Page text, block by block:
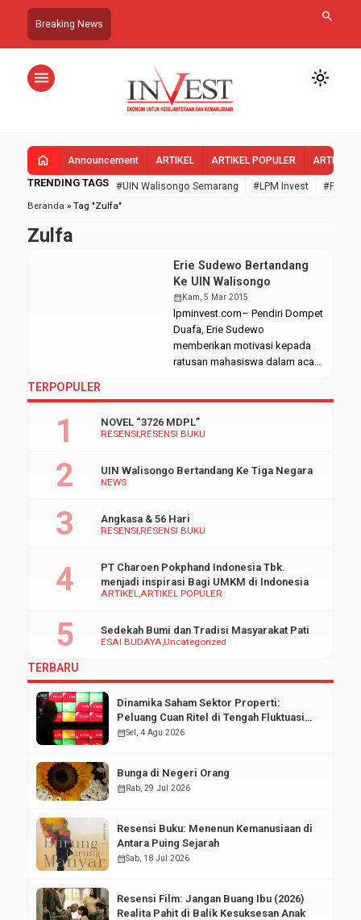
Breaking News search
menu light_mode
home Announcement ARTIKEL ARTIKEL POPULER ARTIKEL
TRENDING TAGS #UIN Walisongo Semarang #LPM Invest
#FEBI
Beranda » Tag "Zulfa"
Zulfa
Erie Sudewo Bertandang
Ke UIN Walisongo
calendar_monthKam, 5 Mar 2015
lpminvest.com– Pendiri Dompet
Duafa, Erie Sudewo
memberikan motivasi kepada
ratusan mahasiswa dalam acara
diselenggarakan oleh Fakultas
(3/3/2015). Dalam kesempatan
sosial, kapitalis dan feodal,
konvensional, […]
TERPOPULER
RESENSI RESENSI BUKU
NOVEL “3726 MDPL”
NEWS
UIN Walisongo Bertandang Ke Tiga Negara
RESENSI RESENSI BUKU
Angkasa & 56 Hari
ARTIKELARTIKEL POPULER
PT Charoen Pokphand Indonesia Tbk.
menjadi inspirasi Bagi UMKM di Indonesia
ESAI BUDAYAUncategorized
Sedekah Bumi dan Tradisi Masyarakat Pati
TERBARU
Dinamika Saham Sektor Properti:
Peluang Cuan Ritel di Tengah Fluktuasi
Pasar Modal
calendar_monthSel, 4 Agu 2026
Bunga di Negeri Orang
calendar_monthRab, 29 Jul 2026
Resensi Buku: Menenun Kemanusiaan di
Antara Puing Sejarah
calendar_monthSab, 18 Jul 2026
Resensi Film: Jangan Buang Ibu (2026)
Realita Pahit di Balik Kesuksesan Anak